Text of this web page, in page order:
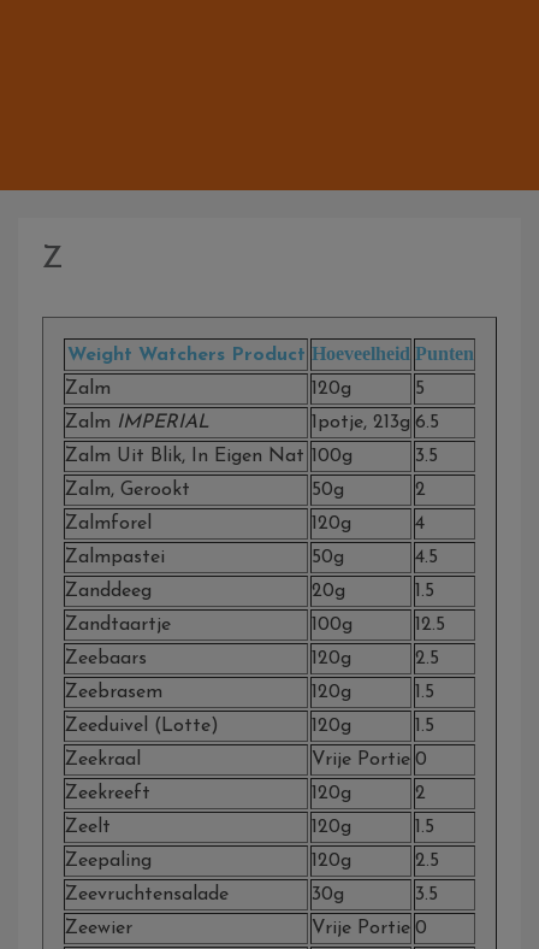
Z
Weight Watchers Product Hoeveelheid Punten
Zalm 120g
5
Zalm IMPERIAL 1potje, 213g 6.5
Zalm Uit Blik, In Eigen Nat 100g
3.5
Zalm, Gerookt
50g
2
Zalmforel
120g
4
Zalmpastei
50g
4.5
Zanddeeg
20g
1.5
Zandtaartje
100g
12.5
Zeebaars
120g
2.5
Zeebrasem
120g
1.5
Zeeduivel (Lotte)
120g
1.5
Zeekraal
Vrije Portie 0
Zeekreeft
120g
2
Zeelt
120g
1.5
Zeepaling
120g
2.5
Zeevruchtensalade
30g
3.5
Zeewier
Vrije Portie 0